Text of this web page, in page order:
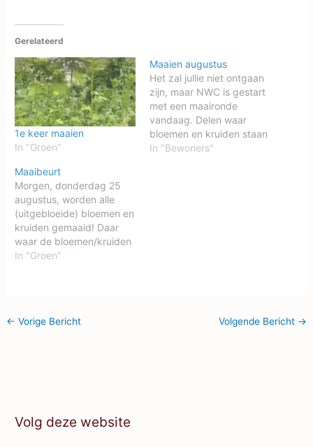
Gerelateerd
1e keer maaien
In "Groen"
Maaien augustus
Het zal jullie niet ontgaan
zijn, maar NWC is gestart
met een maaironde
vandaag. Delen waar
bloemen en kruiden staan
zullen ontzien worden,
In "Bewoners"
Maaibeurt
Morgen, donderdag 25
augustus, worden alle
(uitgebloeide) bloemen en
kruiden gemaaid! Daar
waar de bloemen/kruiden
langs de parkeerplaatsen
bij kunnen! DANK!
In "Groen"
← Vorige Bericht Volgende Bericht →
Volg deze website